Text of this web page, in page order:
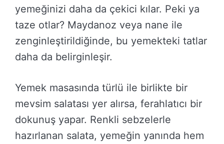
yemeğinizi daha da çekici kılar. Peki ya
taze otlar? Maydanoz veya nane ile
zenginleştirildiğinde, bu yemekteki tatlar
daha da belirginleşir.
Yemek masasında türlü ile birlikte bir
mevsim salatası yer alırsa, ferahlatıcı bir
dokunuş yapar. Renkli sebzelerle
hazırlanan salata, yemeğin yanında hem